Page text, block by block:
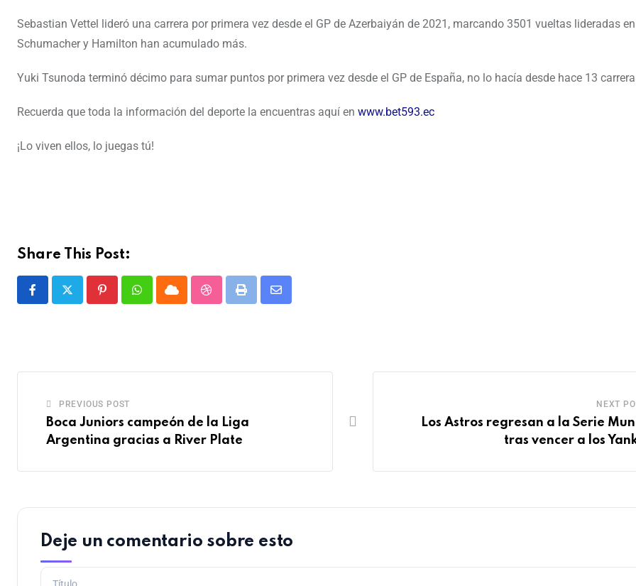
Sebastian Vettel lideró una carrera por primera vez desde el GP de Azerbaiyán de 2021, marcando 3501 vueltas lideradas
Schumacher y Hamilton han acumulado más.
Yuki Tsunoda terminó décimo para sumar puntos por primera vez desde el GP de España, no lo hacía desde hace 13
Recuerda que toda la información del deporte la encuentras aquí en www.bet593.ec
¡Lo viven ellos, lo juegas tú!
Share This Post:
PREVIOUS POST
Boca Juniors campeón de la Liga
Argentina gracias a River Plate
NEXT
Los Astros regresan a la Serie
tras vencer a los
Deje un comentario sobre esto